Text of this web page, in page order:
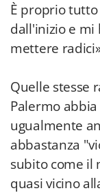
È proprio
dall'inizio e mi
mettere
Quelle stesse
Palermo
ugualmente
abbastanza
subito come il
quasi vicino